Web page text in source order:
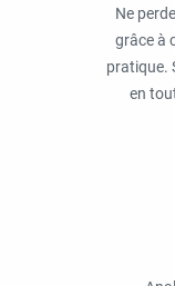
Ne
grâce à
pratique.
en